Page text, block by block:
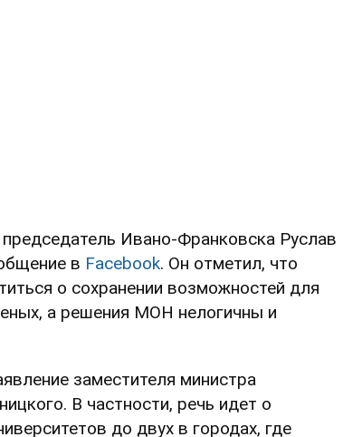
Ивано-Франковска Руслав
в Facebook. Он отметил, что
о сохранении возможностей для
а решения МОН нелогичны и
заместителя министра
В частности, речь идет о
до двух в городах, где